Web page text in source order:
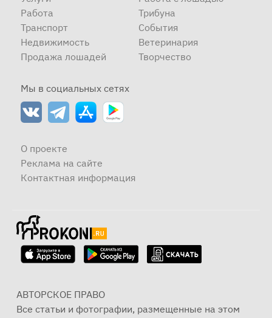
Работа
Транспорт
Недвижимость
Продажа лошадей
Трибуна
События
Ветеринария
Творчество
Мы в социальных сетях
О проекте
Реклама на сайте
Контактная информация
АВТОРСКОЕ ПРАВО
Все статьи и фотографии, размещенные на этом